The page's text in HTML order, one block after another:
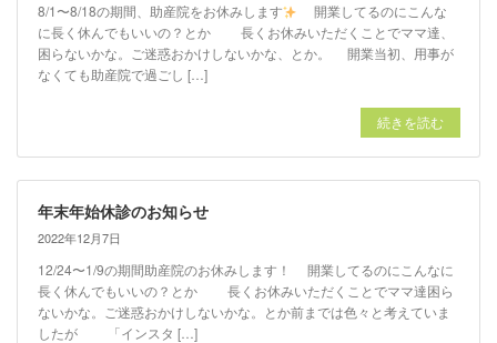
8/1〜8/18の期間、助産院をお休みします
開業してるのにこんな
に長く休んでもいいの？とか 長くお休みいただくことでママ達、
困らないかな。ご迷惑おかけしないかな、とか。 開業当初、用事が
なくても助産院で過ごし […]
続きを読む
年末年始休診のお知らせ
2022年12月7日
12/24〜1/9の期間助産院のお休みします！ 開業してるのにこんなに
長く休んでもいいの？とか 長くお休みいただくことでママ達困ら
ないかな。ご迷惑おかけしないかな。とか前までは色々と考えていま
したが 「インスタ […]